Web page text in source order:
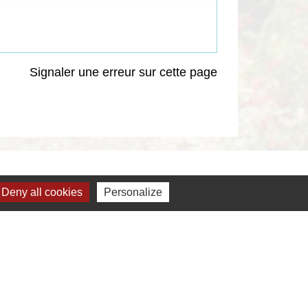
Signaler une erreur sur cette page
Deny all cookies Personalize